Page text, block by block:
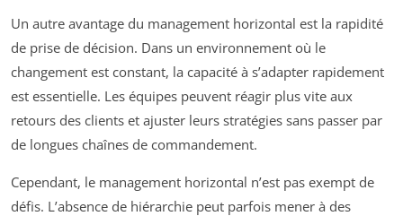
Un autre avantage du management horizontal est la rapidité
de prise de décision. Dans un environnement où le
changement est constant, la capacité à s’adapter rapidement
est essentielle. Les équipes peuvent réagir plus vite aux
retours des clients et ajuster leurs stratégies sans passer par
de longues chaînes de commandement.
Cependant, le management horizontal n’est pas exempt de
défis. L’absence de hiérarchie peut parfois mener à des